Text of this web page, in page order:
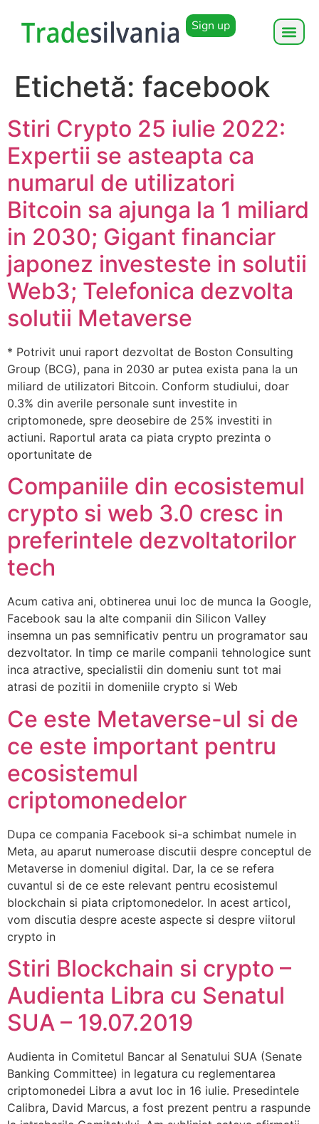
Sign up
Etichetă: facebook
Stiri Crypto 25 iulie 2022:
Expertii se asteapta ca
numarul de utilizatori
Bitcoin sa ajunga la 1 miliard
in 2030; Gigant financiar
japonez investeste in solutii
Web3; Telefonica dezvolta
solutii Metaverse
* Potrivit unui raport dezvoltat de Boston Consulting
Group (BCG), pana in 2030 ar putea exista pana la un
miliard de utilizatori Bitcoin. Conform studiului, doar
0.3% din averile personale sunt investite in
criptomonede, spre deosebire de 25% investiti in
actiuni. Raportul arata ca piata crypto prezinta o
oportunitate de
Companiile din ecosistemul
crypto si web 3.0 cresc in
preferintele dezvoltatorilor
tech
Acum cativa ani, obtinerea unui loc de munca la Google,
Facebook sau la alte companii din Silicon Valley
insemna un pas semnificativ pentru un programator sau
dezvoltator. In timp ce marile companii tehnologice sunt
inca atractive, specialistii din domeniu sunt tot mai
atrasi de pozitii in domeniile crypto si Web
Ce este Metaverse-ul si de
ce este important pentru
ecosistemul
criptomonedelor
Dupa ce compania Facebook si-a schimbat numele in
Meta, au aparut numeroase discutii despre conceptul de
Metaverse in domeniul digital. Dar, la ce se refera
cuvantul si de ce este relevant pentru ecosistemul
blockchain si piata criptomonedelor. In acest articol,
vom discutia despre aceste aspecte si despre viitorul
crypto in
Stiri Blockchain si crypto –
Audienta Libra cu Senatul
SUA – 19.07.2019
Audienta in Comitetul Bancar al Senatului SUA (Senate
Banking Committee) in legatura cu reglementarea
criptomonedei Libra a avut loc in 16 iulie. Presedintele
Calibra, David Marcus, a fost prezent pentru a raspunde